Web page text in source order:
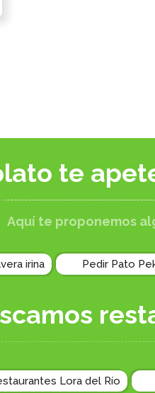
te
Aquí te proponemos
irina Pedir Pato
Lora del Río